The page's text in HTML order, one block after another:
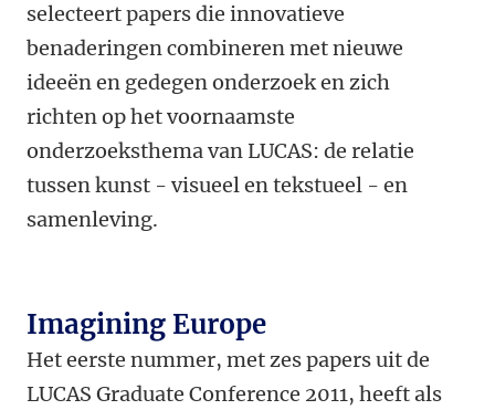
selecteert papers die innovatieve
benaderingen combineren met nieuwe
ideeën en gedegen onderzoek en zich
richten op het voornaamste
onderzoeksthema van LUCAS: de relatie
tussen kunst - visueel en tekstueel - en
samenleving.
Imagining Europe
Het eerste nummer, met zes papers uit de
LUCAS Graduate Conference 2011, heeft als